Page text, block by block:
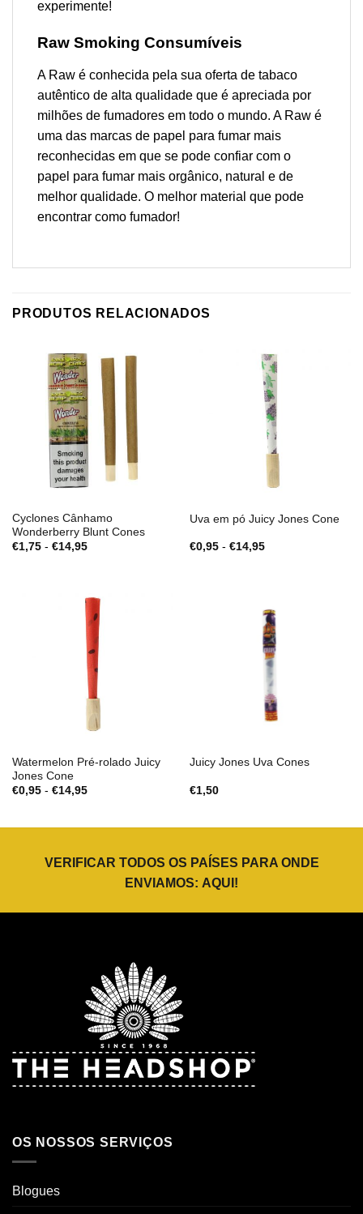
experimente!
Raw Smoking Consumíveis
A Raw é conhecida pela sua oferta de tabaco
autêntico de alta qualidade que é apreciada por
milhões de fumadores em todo o mundo. A Raw é
uma das marcas de papel para fumar mais
reconhecidas em que se pode confiar com o
papel para fumar mais orgânico, natural e de
melhor qualidade. O melhor material que pode
encontrar como fumador!
PRODUTOS RELACIONADOS
Cyclones Cânhamo
Wonderberry Blunt Cones
€1,75 - €14,95Gama
€14,95
Uva em pó Juicy Jones Cone
€0,95 - €14,95Gama
Watermelon Pré-rolado Juicy
Jones Cone
€0,95 - €14,95Gama
Juicy Jones Uva Cones
€1,50
VERIFICAR TODOS OS PAÍSES PARA ONDE
ENVIAMOS: AQUI !
OS NOSSOS SERVIÇOS
Blogues